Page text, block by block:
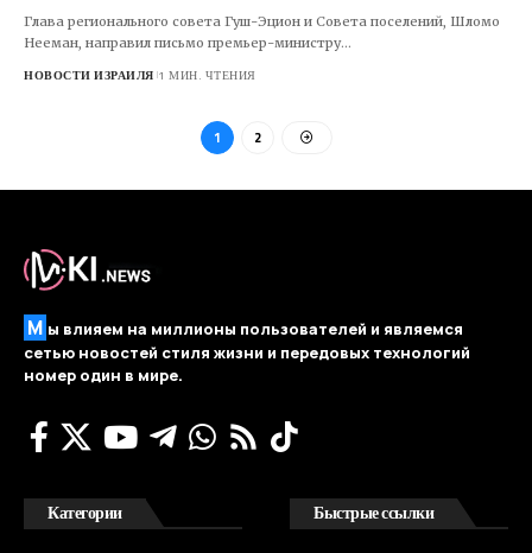
Глава регионального совета Гуш-Эцион и Совета поселений, Шломо
Нееман, направил письмо премьер-министру…
НОВОСТИ ИЗРАИЛЯ 1 МИН. ЧТЕНИЯ
1 2
М ы влияем на миллионы пользователей и являемся
сетью новостей стиля жизни и передовых технологий
номер один в мире.
Категории Быстрые ссылки